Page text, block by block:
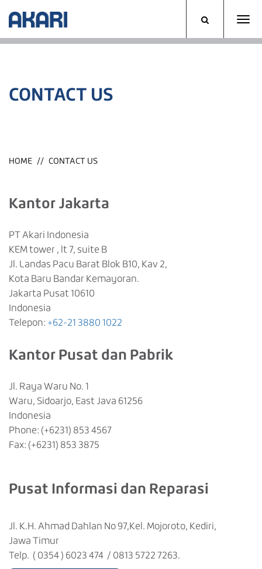
CONTACT US
HOME CONTACT US
Kantor Jakarta
PT Akari Indonesia
KEM tower , lt 7, suite B
Jl. Landas Pacu Barat Blok B10, Kav 2,
Kota Baru Bandar Kemayoran.
Jakarta Pusat 10610
Indonesia
Telepon:+62-21 3880 1022
Kantor Pusat dan Pabrik
Jl. Raya Waru No. 1
Waru, Sidoarjo, East Java 61256
Indonesia
Phone: (+6231) 853 4567
Fax: (+6231) 853 3875
Pusat Informasi dan Reparasi
Jl. K.H. Ahmad Dahlan No 97,Kel. Mojoroto, Kediri,
Jawa Timur
Telp. ( 0354 ) 6023 474 / 0813 5722 7263.